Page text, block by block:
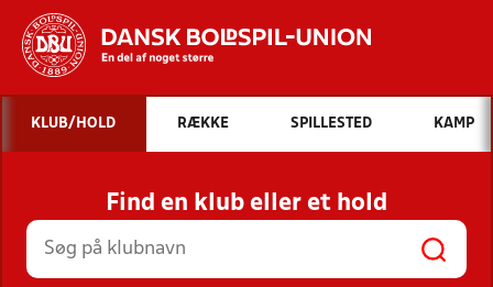
Hvad vil du søge efter?
INDHOLD OG NYHEDER
STILLINGER, RESULTATER, KLUBBER OG
HOLD
KLUB/HOLD RÆKKE SPILLESTED KAMP
Find en klub eller et hold